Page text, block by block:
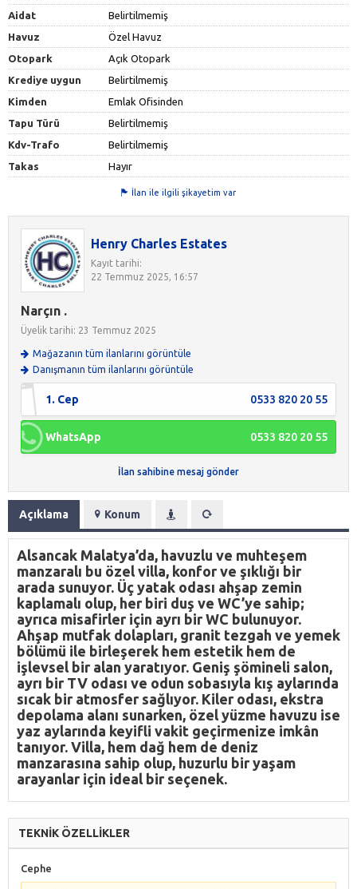
Aidat
Belirtilmemiş
Havuz
Özel Havuz
Otopark
Açık Otopark
Krediye uygun
Belirtilmemiş
Kimden
Emlak Ofisinden
Tapu Türü
Belirtilmemiş
Kdv-Trafo
Belirtilmemiş
Takas
Hayır
İlan ile ilgili şikayetim var
Henry Charles Estates
Kayıt tarihi:
22 Temmuz 2025, 16:57
Narçın .
Üyelik tarihi: 23 Temmuz 2025
Mağazanın tüm ilanlarını görüntüle
Danışmanın tüm ilanlarını görüntüle
1. Cep 0533 820 20 55
WhatsApp 0533 820 20 55
İlan sahibine mesaj gönder
Açıklama Konum
Alsancak Malatya’da, havuzlu ve muhteşem
manzaralı bu özel villa, konfor ve şıklığı bir
arada sunuyor. Üç yatak odası ahşap zemin
kaplamalı olup, her biri duş ve WC’ye sahip;
ayrıca misafirler için ayrı bir WC bulunuyor.
Ahşap mutfak dolapları, granit tezgah ve yemek
bölümü ile birleşerek hem estetik hem de
işlevsel bir alan yaratıyor. Geniş şömineli salon,
ayrı bir TV odası ve odun sobasıyla kış aylarında
sıcak bir atmosfer sağlıyor. Kiler odası, ekstra
depolama alanı sunarken, özel yüzme havuzu ise
yaz aylarında keyifli vakit geçirmenize imkân
tanıyor. Villa, hem dağ hem de deniz
manzarasına sahip olup, huzurlu bir yaşam
arayanlar için ideal bir seçenek.
TEKNİK ÖZELLİKLER
Cephe